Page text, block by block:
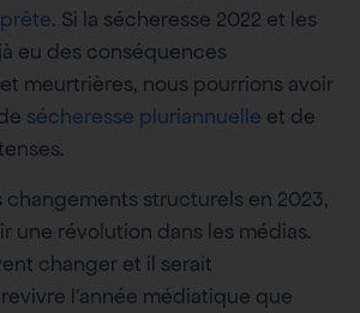
. Si la sécheresse 2022 et les
eu des conséquences
meurtrières, nous pourrions avoir
sécheresse pluriannuelle et de
changements structurels en 2023,
une révolution dans les médias.
changer et il serait
l’année médiatique que